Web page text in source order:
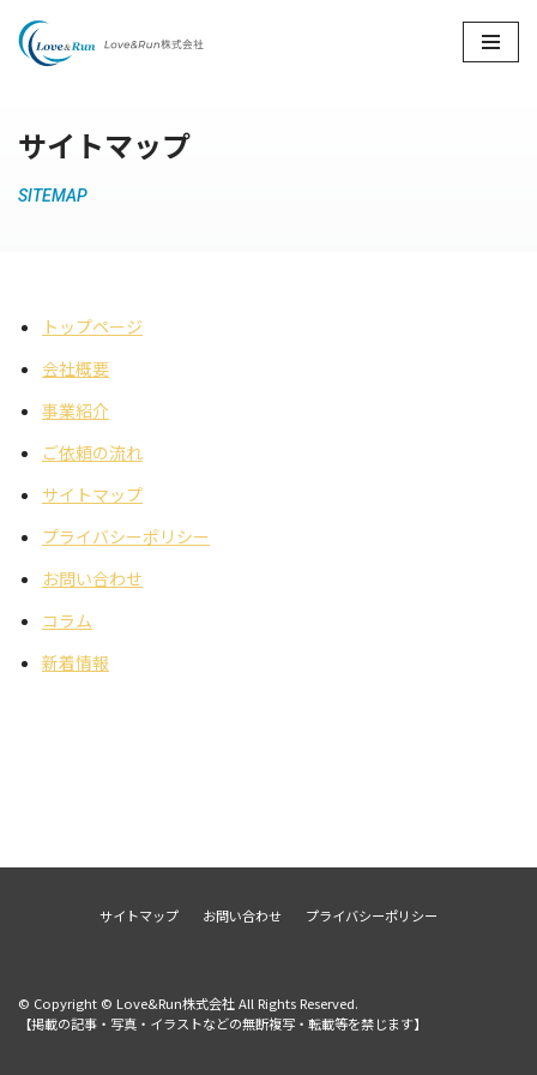
コ
ン
ツ
プ
サイトマップ
SITEMAP
トップページ
会社概要
事業紹介
ご依頼の流れ
サイトマップ
プライバシーポリシー
お問い合わせ
コラム
新着情報
サイトマップ お問い合わせ プライバシーポリシー
© Copyright © Love&Run株式会社 All Rights Reserved.
【掲載の記事・写真・イラストなどの無断複写・転載等を禁じます】